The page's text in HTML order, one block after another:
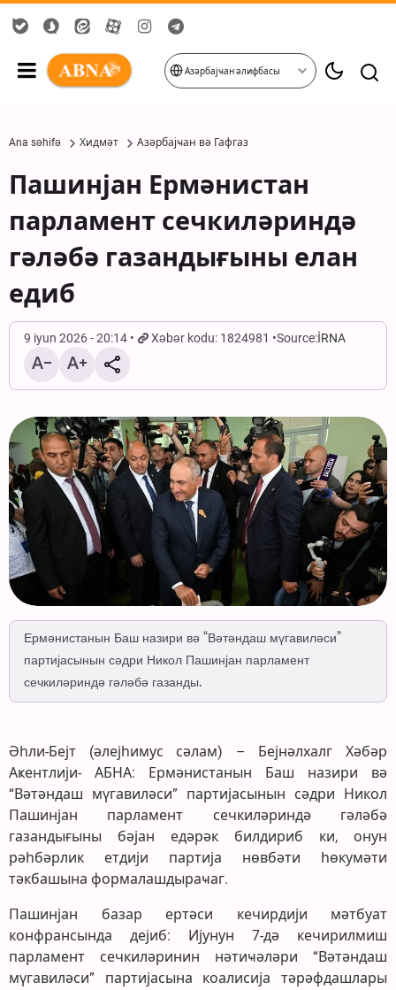
Азәрбајҹан әлифбасы
Ana səhifə Хидмәт Азәрбајҹан вә Гафгаз
Пашинјан Ермәнистан
парламент сечкиләриндә
гәләбә газандығыны елан
едиб
9 iyun 2026 - 20:14 Xəbər kodu: 1824981 Source:İRNA
Ермәнистанын Баш назири вә “Вәтәндаш мүгавиләси”
партијасынын сәдри Никол Пашинјан парламент
сечкиләриндә гәләбә газанды.
Әһли-Бејт (әлејһимус сәлам) – Бејнәлхалг Хәбәр
Аҝентлији- АБНА: Ермәнистанын Баш назири вә
“Вәтәндаш мүгавиләси” партијасынын сәдри Никол
Пашинјан парламент сечкиләриндә гәләбә
газандығыны бәјан едәрәк билдириб ки, онун
рәһбәрлик етдији партија нөвбәти һөкумәти
тәкбашына формалашдыраҹаг.
Пашинјан базар ертәси кечирдији мәтбуат
конфрансында дејиб: Ијунун 7-дә кечирилмиш
парламент сечкиләринин нәтиҹәләри “Вәтәндаш
мүгавиләси” партијасына коалисија тәрәфдашлары